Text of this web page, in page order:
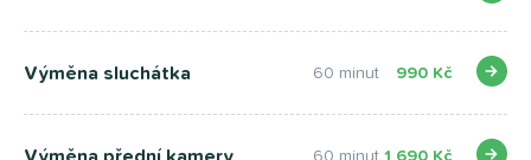
Výměna sluchátka 60 minut 990 Kč
Výměna přední kamery 60 minut 1 690 Kč